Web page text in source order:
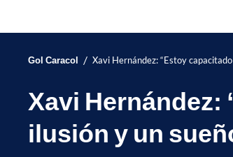
Gol Caracol / Xavi Hernández: “Estoy
Xavi Hernández:
ilusión y un